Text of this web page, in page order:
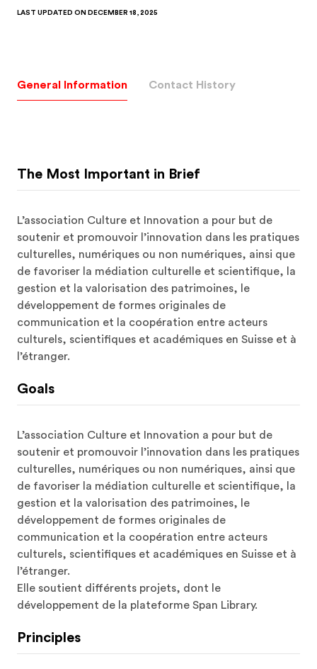
General Information Contact History
The Most Important in Brief
L’association Culture et Innovation a pour but de
soutenir et promouvoir l’innovation dans les pratiques
culturelles, numériques ou non numériques, ainsi que
de favoriser la médiation culturelle et scientifique, la
gestion et la valorisation des patrimoines, le
développement de formes originales de
communication et la coopération entre acteurs
culturels, scientifiques et académiques en Suisse et à
l’étranger.
Goals
L’association Culture et Innovation a pour but de
soutenir et promouvoir l’innovation dans les pratiques
culturelles, numériques ou non numériques, ainsi que
de favoriser la médiation culturelle et scientifique, la
gestion et la valorisation des patrimoines, le
développement de formes originales de
communication et la coopération entre acteurs
culturels, scientifiques et académiques en Suisse et à
l’étranger.
Elle soutient différents projets, dont le
développement de la plateforme Span Library.
Principles
LAST UPDATED ON DECEMBER 18, 2025